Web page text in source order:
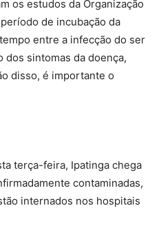
os estudos da Organização
de incubação da
entre a infecção do ser
dos sintomas da doença,
disso, é importante o
terça-feira, Ipatinga chega
contaminadas,
internados nos hospitais